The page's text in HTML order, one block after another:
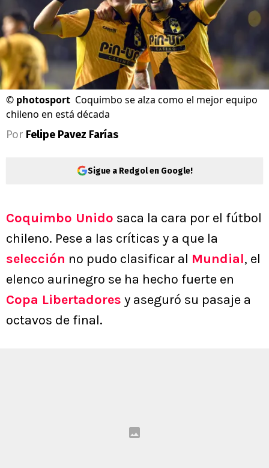
© photosport Coquimbo se alza como el mejor equipo
chileno en está década
Por Felipe Pavez Farías
Sigue a Redgol en Google!
Coquimbo Unido saca la cara por el fútbol
chileno. Pese a las críticas y a que la
selección no pudo clasificar al Mundial, el
elenco aurinegro se ha hecho fuerte en
Copa Libertadores y aseguró su pasaje a
octavos de final.